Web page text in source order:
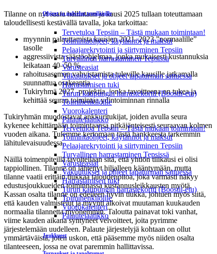
Ohjeet ja palvelut tepsiläisille
Tervetuloa Tepsiin – Tästä mukaan toimintaan!
Toimintaohjeet, käytännöt ja maksut
Pelaajarekrytointi ja siirtyminen Tepsiin
Turvallinen harrastaminen Tepsissä
Varusteasiat
Vakuutukset ja ohjeet tapaturman sattuessa
Harrastamisen tuki
Turun kaupungin harrastekortti (Boostii-etu)
Toimihenkilöille
Vuorokalenteri
Palautelaatikko
Tervetuloa Tepsiin – Tästä mukaan toimintaan!
Toimintaohjeet, käytännöt ja maksut
Pelaajarekrytointi ja siirtyminen Tepsiin
Turvallinen harrastaminen Tepsissä
Varusteasiat
Vakuutukset ja ohjeet tapaturman sattuessa
Harrastamisen tuki
Turun kaupungin harrastekortti (Boostii-etu)
Toimihenkilöille
Vuorokalenteri
Palautelaatikko
Joukkueet
Tilanne on nyt saatu hallintaan ja kausi 2025 tullaan toteuttamaan
taloudellisesti kestävällä tavalla, joka tarkoittaa:
myynnin palauttamista kausien 2021–2023 ”normaalille”
tasolle
aggressiivista säästöohjelmaa, jonka mukaisesti kustannuksia
leikataan 40–50 %
rahoitusaseman vahvistamista tuleville kausille jatkamalla
suunnattua osakeantia
Tukiryhmä 2027 -projektia, jonka tavoitteena on tukea ja
kehittää seuran toimintaa ydintoiminnan rinnalla
Tukiryhmän muodostavat ankkuritukijat, joiden avulla seura
kykenee kehittämään toimintaansa pitkäjänteisesti seuraavan kolmen
vuoden aikana. Tulemme kertomaan tästä hankkeesta tarkemmin
lähitulevaisuudessa.
Näillä toimenpiteillä tavoitellaan sitä, että yhtiön tilikausi ei olisi
tappiollinen. Tilanne on lähtenyt hiljalleen kääntymään, mutta
tilanne vaatii erittäin tiukkaa taloudenpitoa, joka varmasti näkyy
edustusjoukkueiden toiminnassa kustannusleikkausten myötä.
Kassan osalta tilanne on edelleen hyvin tiukka, johtuen myös siitä,
että kauden valmistelut ja myynti alkoivat muutaman kuukauden
normaalia tilannetta myöhemmin. Taloutta painavat toki vanhat,
viime kauden aikana syntyneet velvoitteet, joita pyrimme
järjestelemään uudelleen. Palaute järjestelyjä kohtaan on ollut
ymmärtäväistä, joten uskon, että pääsemme myös niiden osalta
tilanteeseen, jossa ne ovat paremmin hallittavissa.